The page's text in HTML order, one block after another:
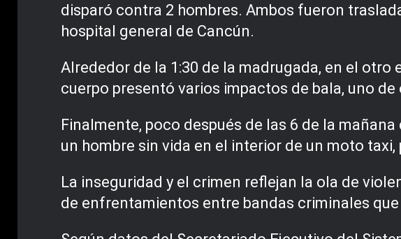
disparó contra 2 hombres. Ambos fueron
hospital general de Cancún.
Alrededor de la 1:30 de la madrugada, en el
cuerpo presentó varios impactos de bala, uno de
Finalmente, poco después de las 6 de la
un hombre sin vida en el interior de un moto
La inseguridad y el crimen reflejan la ola de
de enfrentamientos entre bandas criminales